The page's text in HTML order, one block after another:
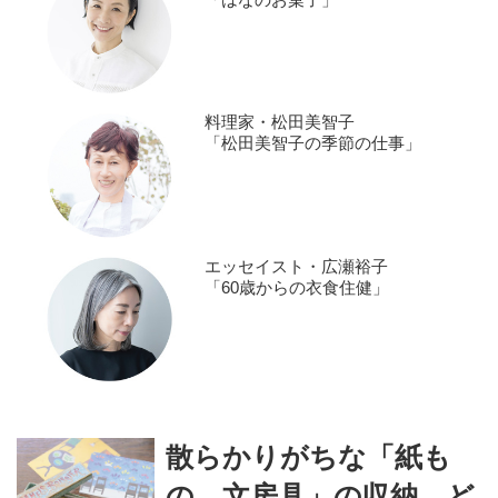
料理家・松田美智子
「松田美智子の季節の仕事」
エッセイスト・広瀬裕子
「60歳からの衣食住健」
散らかりがちな「紙も